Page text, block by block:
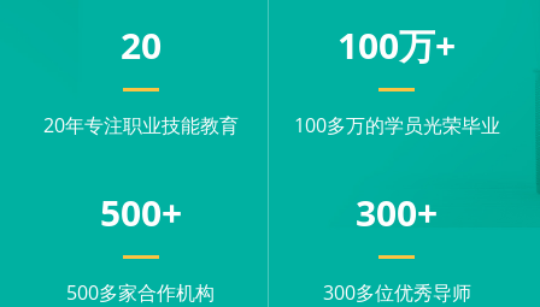
20
20年专注职业技能教育
100万+
100多万的学员光荣毕业
500+
500多家合作机构
300+
300多位优秀导师